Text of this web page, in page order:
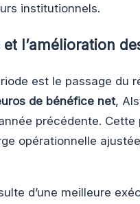
institutionnels.
l’amélioration
est le passage du
de bénéfice net,
précédente.
opérationnelle
d’une meilleure